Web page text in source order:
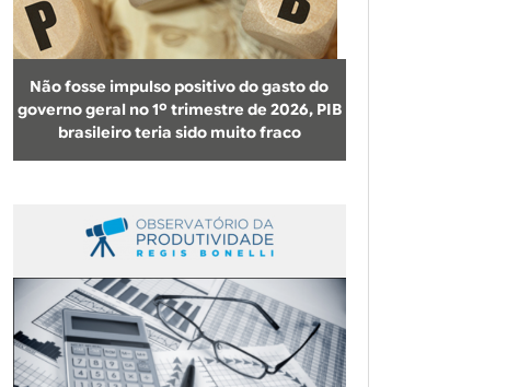
b
u
s
c
a
Não fosse impulso positivo do gasto do
governo geral no 1º trimestre de 2026, PIB
brasileiro teria sido muito fraco